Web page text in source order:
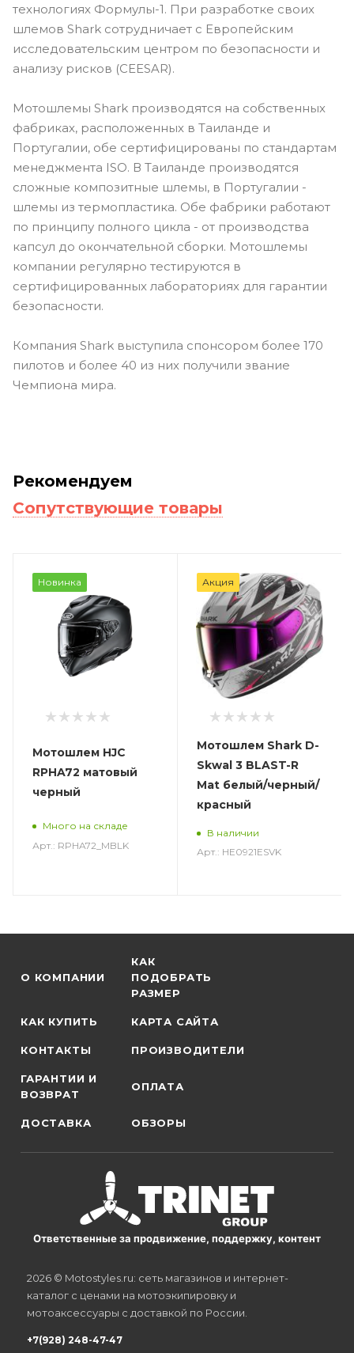
технологиях Формулы-1. При разработке своих
шлемов Shark сотрудничает с Европейским
исследовательским центром по безопасности и
анализу рисков (CEESAR).
Мотошлемы Shark производятся на собственных
фабриках, расположенных в Таиланде и
Португалии, обе сертифицированы по стандартам
менеджмента ISO. В Таиланде производятся
сложные композитные шлемы, в Португалии -
шлемы из термопластика. Обе фабрики работают
по принципу полного цикла - от производства
капсул до окончательной сборки. Мотошлемы
компании регулярно тестируются в
сертифицированных лабораториях для гарантии
безопасности.
Компания Shark выступила спонсором более 170
пилотов и более 40 из них получили звание
Чемпиона мира.
Рекомендуем
Сопутствующие товары
Новинка
Мотошлем HJC
RPHA72 матовый
черный
Много на складе
Арт.: RPHA72_MBLK
Акция
Мотошлем Shark D-
Skwal 3 BLAST-R
Mat белый/черный/
красный
В наличии
Арт.: HE0921ESVK
О КОМПАНИИ
КАК
ПОДОБРАТЬ
РАЗМЕР
КАК КУПИТЬ КАРТА САЙТА
КОНТАКТЫ ПРОИЗВОДИТЕЛИ
ГАРАНТИИ И
ВОЗВРАТ
ОПЛАТА
ДОСТАВКА ОБЗОРЫ
Ответственные за продвижение, поддержку, контент
2026 © Motostyles.ru: сеть магазинов и интернет-
каталог с ценами на мотоэкипировку и
мотоаксессуары с доставкой по России.
+7(928) 248-47-47